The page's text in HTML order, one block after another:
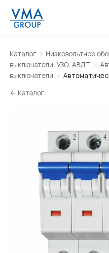
Каталог Низковольтное
выключатели, УЗО, АВДТ
выключатели
← Каталог